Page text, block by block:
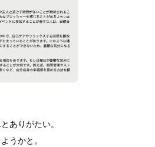
ありがたい。
うかと。